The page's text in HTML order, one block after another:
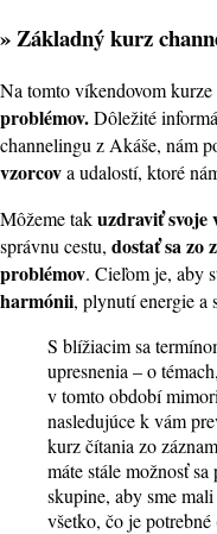
» Základný kurz
Na tomto víkendovom kurze
problémov.Dôležité
channelingu z Akáše, nám
vzorcova udalostí, ktoré
Môžeme takuzdraviť svoje
správnu cestu, dostať sa zo
problémov. Cieľom je, aby
harmónii, plynutí energie a
S blížiacim sa
upresnenia – o
v tomto období
nasledujúce k vám
kurz čítania zo
máte stále možnosť
skupine, aby sme
všetko, čo je